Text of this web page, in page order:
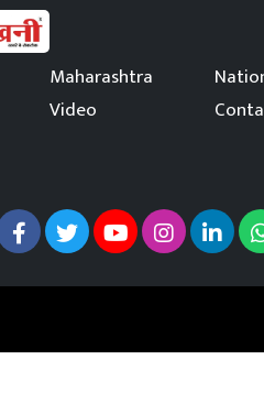
Maharashtra
Video